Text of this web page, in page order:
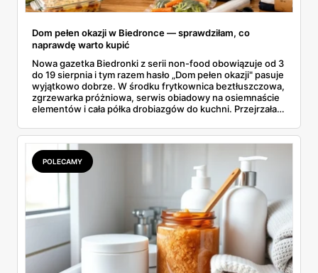
Dom pełen okazji w Biedronce — sprawdziłam, co
naprawdę warto kupić
Nowa gazetka Biedronki z serii non-food obowiązuje od 3
do 19 sierpnia i tym razem hasło „Dom pełen okazji" pasuje
wyjątkowo dobrze. W środku frytkownica beztłuszczowa,
zgrzewarka próżniowa, serwis obiadowy na osiemnaście
elementów i cała półka drobiazgów do kuchni. Przejrzałam
się przy półce z samego rana.
POLECAMY